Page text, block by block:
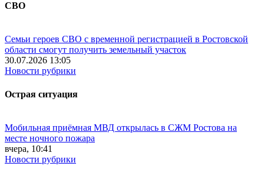
СВО
Семьи героев СВО с временной регистрацией в Ростовской
области смогут получить земельный участок
30.07.2026 13:05
Новости рубрики
Острая ситуация
Мобильная приёмная МВД открылась в СЖМ Ростова на
месте ночного пожара
вчера, 10:41
Новости рубрики